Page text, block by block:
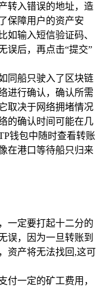
转入错误的地址，造
保障用户的资产安
如输入短信验证码、
误后，再点击“提交”
同船只驶入了区块链
进行确认，确认所需
取决于网络拥堵情况
的确认时间可能在几
钱包中随时查看转账
在港口等待船只归来
一定要打起十二分的
误，因为一旦转账到
资产将无法找回,这可
付一定的矿工费用，